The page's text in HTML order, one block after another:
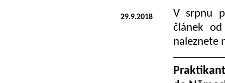
29.9.2018
V srpnu
článek od
naleznete